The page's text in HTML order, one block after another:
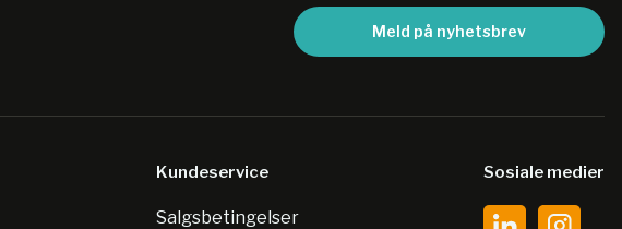
Meld på nyhetsbrev
Kundeservice
Salgsbetingelser
Sosiale medier